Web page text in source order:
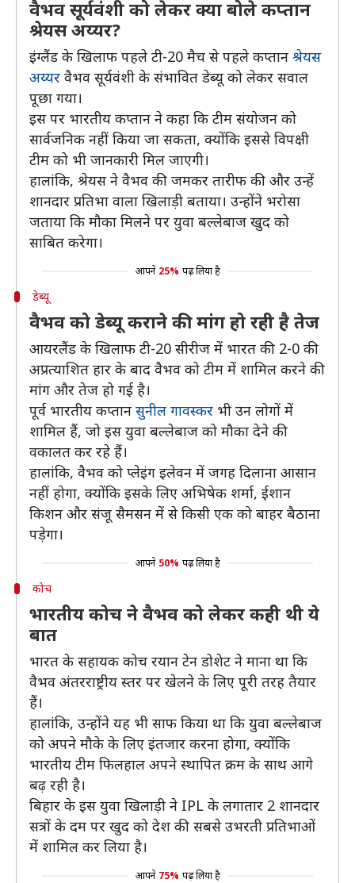
वैभव सूर्यवंशी को लेकर क्या बोले कप्तान
श्रेयस अय्यर?
इंग्लैंड के खिलाफ पहले टी-20 मैच से पहले कप्तान श्रेयस
अय्यर वैभव सूर्यवंशी के संभावित डेब्यू को लेकर सवाल
पूछा गया।
इस पर भारतीय कप्तान ने कहा कि टीम संयोजन को
सार्वजनिक नहीं किया जा सकता, क्योंकि इससे विपक्षी
टीम को भी जानकारी मिल जाएगी।
हालांकि, श्रेयस ने वैभव की जमकर तारीफ की और उन्हें
शानदार प्रतिभा वाला खिलाड़ी बताया। उन्होंने भरोसा
जताया कि मौका मिलने पर युवा बल्लेबाज खुद को
साबित करेगा।
आपने 25% पढ़ लिया है
डेब्यू
वैभव को डेब्यू कराने की मांग हो रही है तेज
आयरलैंड के खिलाफ टी-20 सीरीज में भारत की 2-0 की
अप्रत्याशित हार के बाद वैभव को टीम में शामिल करने की
मांग और तेज हो गई है।
पूर्व भारतीय कप्तान सुनील गावस्कर भी उन लोगों में
शामिल हैं, जो इस युवा बल्लेबाज को मौका देने की
वकालत कर रहे हैं।
हालांकि, वैभव को प्लेइंग इलेवन में जगह दिलाना आसान
नहीं होगा, क्योंकि इसके लिए अभिषेक शर्मा, ईशान
किशन और संजू सैमसन में से किसी एक को बाहर बैठाना
पड़ेगा।
आपने 50% पढ़ लिया है
कोच
भारतीय कोच ने वैभव को लेकर कही थी ये
बात
भारत के सहायक कोच रयान टेन डोशेट ने माना था कि
वैभव अंतरराष्ट्रीय स्तर पर खेलने के लिए पूरी तरह तैयार
हैं।
हालांकि, उन्होंने यह भी साफ किया था कि युवा बल्लेबाज
को अपने मौके के लिए इंतजार करना होगा, क्योंकि
भारतीय टीम फिलहाल अपने स्थापित क्रम के साथ आगे
बढ़ रही है।
बिहार के इस युवा खिलाड़ी ने IPL के लगातार 2 शानदार
सत्रों के दम पर खुद को देश की सबसे उभरती प्रतिभाओं
में शामिल कर लिया है।
आपने 75% पढ़ लिया है